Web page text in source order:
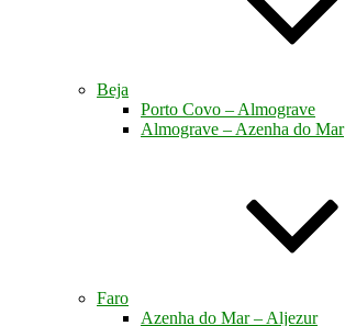
Beja
Porto Covo – Almograve
Almograve – Azenha do Mar
Faro
Azenha do Mar – Aljezur